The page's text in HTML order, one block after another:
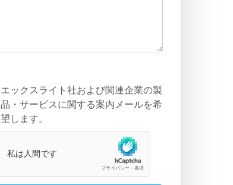
エックスライト社および関連企業の製
品・サービスに関する案内メールを希
望します。